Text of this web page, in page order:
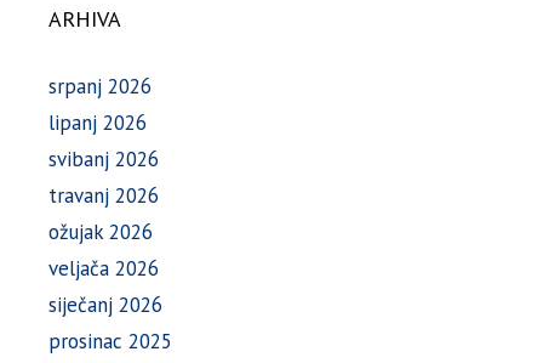
ARHIVA
srpanj 2026
lipanj 2026
svibanj 2026
travanj 2026
ožujak 2026
veljača 2026
siječanj 2026
prosinac 2025